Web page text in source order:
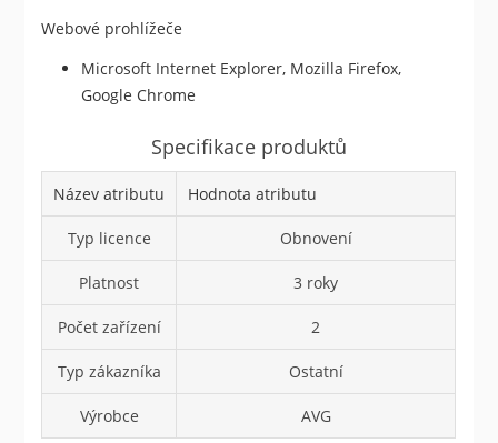
Webové prohlížeče
Microsoft Internet Explorer, Mozilla Firefox,
Google Chrome
Specifikace produktů
Název atributu Hodnota atributu
Typ licence Obnovení
Platnost 3 roky
Počet zařízení 2
Typ zákazníka Ostatní
Výrobce AVG